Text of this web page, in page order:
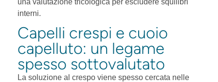
interni.
Capelli crespi e cuoio
capelluto: un legame
spesso sottovalutato
La soluzione al crespo viene spesso cercata nelle